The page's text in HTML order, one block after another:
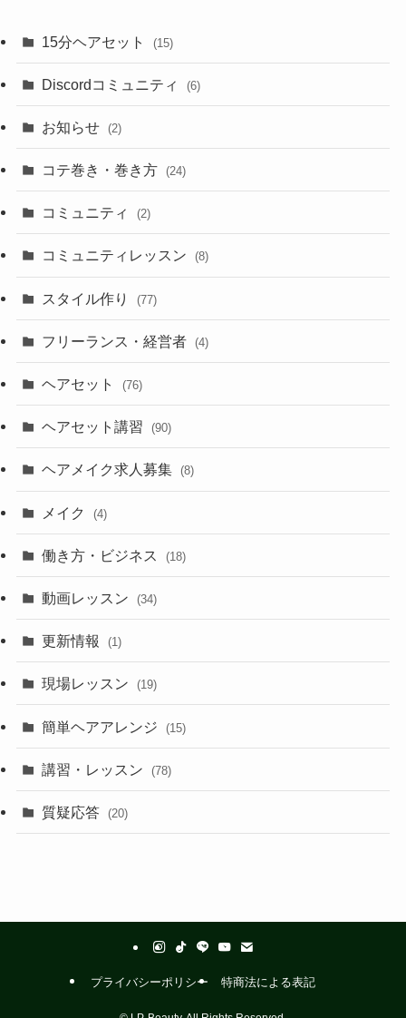
15分ヘアセット (15)
Discordコミュニティ (6)
お知らせ (2)
コテ巻き・巻き方 (24)
コミュニティ (2)
コミュニティレッスン (8)
スタイル作り (77)
フリーランス・経営者 (4)
ヘアセット (76)
ヘアセット講習 (90)
ヘアメイク求人募集 (8)
メイク (4)
働き方・ビジネス (18)
動画レッスン (34)
更新情報 (1)
現場レッスン (19)
簡単ヘアアレンジ (15)
講習・レッスン (78)
質疑応答 (20)
プライバシーポリシー 特商法による表記